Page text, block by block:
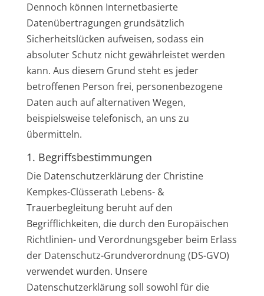
Dennoch können Internetbasierte
Datenübertragungen grundsätzlich
Sicherheitslücken aufweisen, sodass ein
absoluter Schutz nicht gewährleistet werden
kann. Aus diesem Grund steht es jeder
betroffenen Person frei, personenbezogene
Daten auch auf alternativen Wegen,
beispielsweise telefonisch, an uns zu
übermitteln.
1. Begriffsbestimmungen
Die Datenschutzerklärung der Christine
Kempkes-Clüsserath Lebens- &
Trauerbegleitung beruht auf den
Begrifflichkeiten, die durch den Europäischen
Richtlinien- und Verordnungsgeber beim Erlass
der Datenschutz-Grundverordnung (DS-GVO)
verwendet wurden. Unsere
Datenschutzerklärung soll sowohl für die